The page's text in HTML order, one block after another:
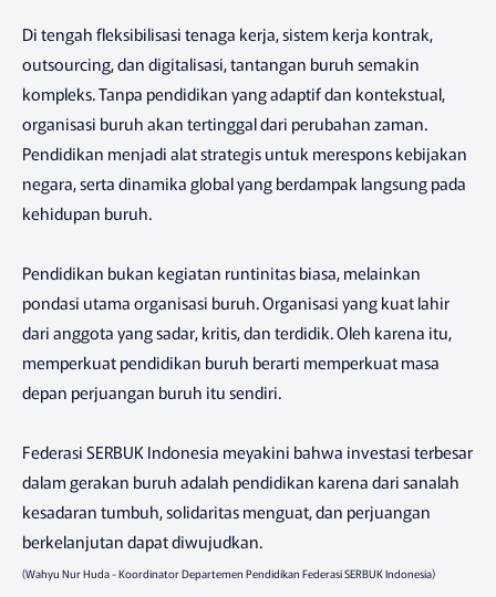
Di tengah fleksibilisasi tenaga kerja, sistem kerja kontrak,
outsourcing, dan digitalisasi, tantangan buruh semakin
kompleks. Tanpa pendidikan yang adaptif dan kontekstual,
organisasi buruh akan tertinggal dari perubahan zaman.
Pendidikan menjadi alat strategis untuk merespons kebijakan
negara, serta dinamika global yang berdampak langsung pada
kehidupan buruh.
Pendidikan bukan kegiatan runtinitas biasa, melainkan
pondasi utama organisasi buruh. Organisasi yang kuat lahir
dari anggota yang sadar, kritis, dan terdidik. Oleh karena itu,
memperkuat pendidikan buruh berarti memperkuat masa
depan perjuangan buruh itu sendiri.
Federasi SERBUK Indonesia meyakini bahwa investasi terbesar
dalam gerakan buruh adalah pendidikan karena dari sanalah
kesadaran tumbuh, solidaritas menguat, dan perjuangan
berkelanjutan dapat diwujudkan.
(Wahyu Nur Huda - Koordinator Departemen Pendidikan Federasi SERBUK Indonesia)